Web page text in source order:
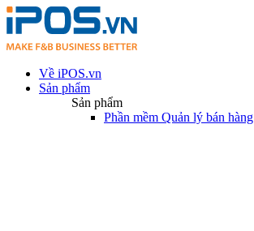
Về iPOS.vn
Sản phẩm
Sản phẩm
Phần mềm Quản lý bán hàng